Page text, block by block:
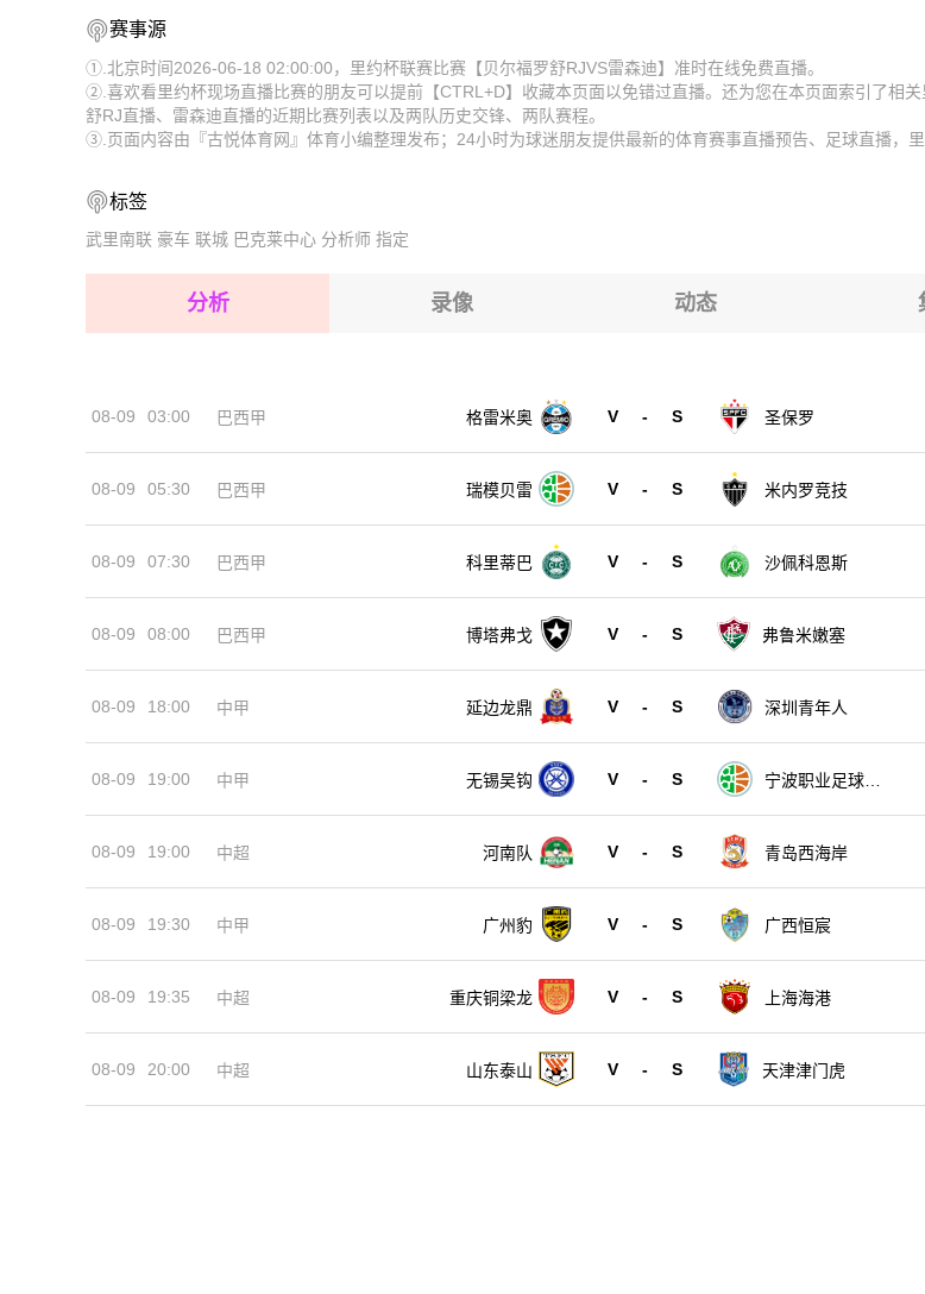
2026-08-15 【里约杯】 贝尔福罗舒RJVS雷森迪
2026-08-15 【里约杯】 贝尔福罗舒RJVS雷森迪
2026-08-14 【里约杯】 贝尔福罗舒RJVS雷森迪
2026-08-15 【里约杯】 贝尔福罗舒RJVS雷森迪
2026-08-15 【里约杯】 贝尔福罗舒RJVS雷森迪
2026-08-15 【里约杯】 贝尔福罗舒RJVS雷森迪
2026-08-15 【里约杯】 贝尔福罗舒RJVS雷森迪
2026-08-14 【里约杯】 贝尔福罗舒RJVS雷森迪
赛事源
①.北京时间2026-06-18 02:00:00，里约杯联赛比赛【贝尔福罗舒RJVS雷森迪】准时在线免费直播。
②.喜欢看里约杯现场直播比赛的朋友可以提前【CTRL+D】收藏本页面以免错过直播。还为您在本页面索引了相
舒RJ直播、雷森迪直播的近期比赛列表以及两队历史交锋、两队赛程。
③.页面内容由『古悦体育网』体育小编整理发布；24小时为球迷朋友提供最新的体育赛事直播预告、足球直播，里
标签
武里南联 豪车 联城 巴克莱中心 分析师 指定
分析 录像 动态
08-09 03:00 巴西甲 格雷米奥 V - S 圣保罗
08-09 05:30 巴西甲 瑞模贝雷 V - S 米内罗竞技
08-09 07:30 巴西甲 科里蒂巴 V - S 沙佩科恩斯
08-09 08:00 巴西甲 博塔弗戈 V - S 弗鲁米嫩塞
08-09 18:00 中甲 延边龙鼎 V - S 深圳青年人
08-09 19:00 中甲 无锡吴钩 V - S
宁波职业足球俱
08-09 19:00 中超 河南队 V - S 青岛西海岸
08-09 19:30 中甲 广州豹 V - S 广西恒宸
08-09 19:35 中超 重庆铜梁龙 V - S 上海海港
08-09 20:00 中超 山东泰山 V - S 天津津门虎